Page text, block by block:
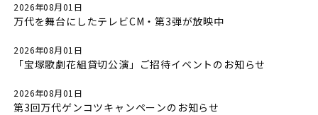
2026年08月01日
万代を舞台にしたテレビCM・第3弾が放映中
2026年08月01日
「宝塚歌劇花組貸切公演」ご招待イベントのお知らせ
2026年08月01日
第3回万代ゲンコツキャンペーンのお知らせ